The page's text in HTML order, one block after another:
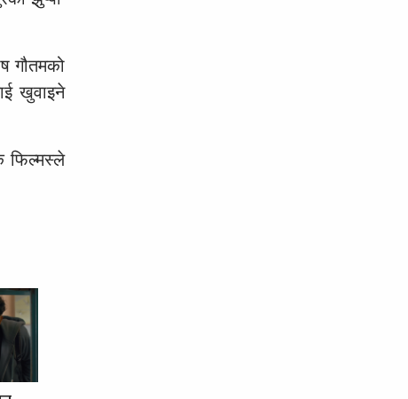
गौतमको
खुवाइने
फिल्मस्ले